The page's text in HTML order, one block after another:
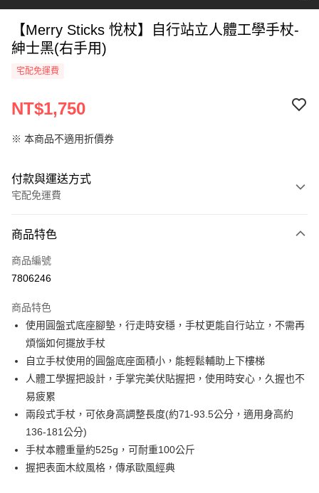
【Merry Sticks 悅杖】自行站立人體工學手杖-
紳士黑(右手用)
宅配免運費
NT$1,750
※ 本商品不適用折價券
付款與運送方式
宅配免運費
信用卡一次付款
LINE Pay
悠遊付
Google Pay
全盈+PAY
ATM付款
運送方式
商品特色
商品編號
7806246
商品特色
使用圓盤式底座腳墊，行走時安穩，手杖更能自行站立，不需再
煩惱如何擺放手杖
自立手杖使用的圓盤底座面積小，能輕鬆輔助上下樓梯
人體工學握把設計，手掌完美伏貼握把，使用時安心，久握也不
易疲累
兩段式手杖，可依身高調整長度(約71-93.5公分，適用身高約
136-181公分)
手杖本體重量約525g，可耐重100公斤
握把表面木紋風格，傳承歐風經典